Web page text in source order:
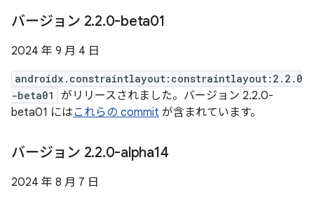
バージョン 2.2.0-beta01
2024 年 9 月 4 日
androidx.constraintlayout:constraintlayout:2.2.0
-beta01
がリリースされました。バージョン 2.2.0-
beta01 にはこれらの commit が含まれています。
バージョン 2.2.0-alpha14
2024 年 8 月 7 日